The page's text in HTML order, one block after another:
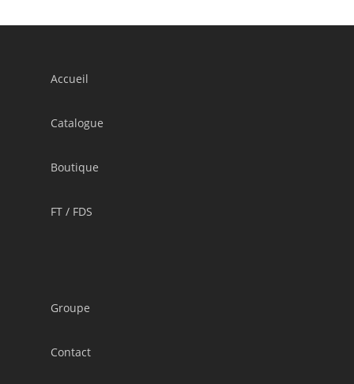
Accueil
Catalogue
Boutique
FT / FDS
Groupe
Contact